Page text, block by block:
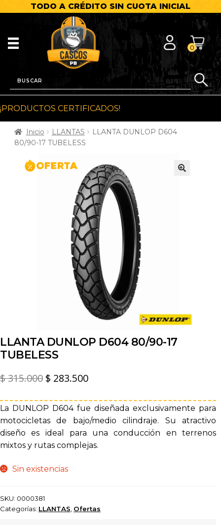
TODO A CRÉDITO SIN CUOTA INICIAL
0
¡PRODUCTOS CERTIFICADOS!
Inicio LLANTAS
LLANTA DUNLOP D604
80/90-17 TUBELESS
LLANTA DUNLOP D604 80/90-17
TUBELESS
$315.000 El
original
era:
$ 315.000.
$ 283.500El
actual
es:
$ 283.500.
La DUNLOP D604 fue diseñada exclusivamente para
motocicletas de bajo/medio cilindraje. Su atractivo
diseño es ideal para una conducción en terrenos
mixtos y rutas complejas.
Sin existencias
SKU: 0000381
Categorías: LLANTAS Ofertas